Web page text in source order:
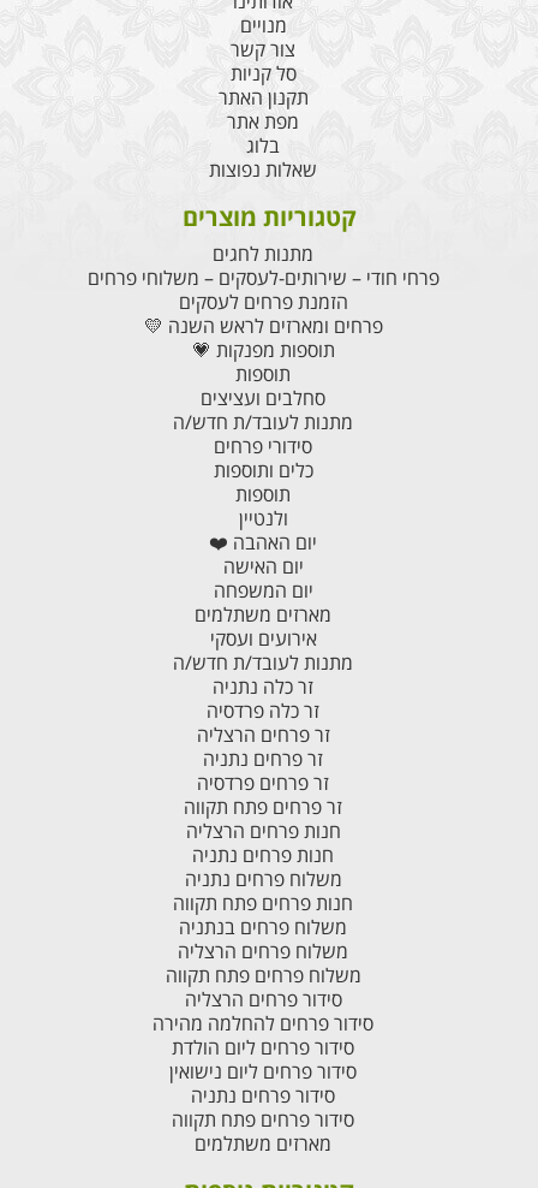
מנויים
צור קשר
סל קניות
תקנון האתר
מפת אתר
בלוג
שאלות נפוצות
קטגוריות מוצרים
מתנות לחגים
פרחי חודי – שירותים-לעסקים – משלוחי פרחים
הזמנת פרחים לעסקים
פרחים ומארזים לראש השנה 💛
תוספות מפנקות 💗
תוספות
סחלבים ועציצים
מתנות לעובד/ת חדש/ה
סידורי פרחים
כלים ותוספות
תוספות
ולנטיין
יום האהבה ❤️
יום האישה
יום המשפחה
מארזים משתלמים
אירועים ועסקי
מתנות לעובד/ת חדש/ה
זר כלה נתניה
זר כלה פרדסיה
זר פרחים הרצליה
זר פרחים נתניה
זר פרחים פרדסיה
זר פרחים פתח תקווה
חנות פרחים הרצליה
חנות פרחים נתניה
משלוח פרחים נתניה
חנות פרחים פתח תקווה
משלוח פרחים בנתניה
משלוח פרחים הרצליה
משלוח פרחים פתח תקווה
סידור פרחים הרצליה
סידור פרחים להחלמה מהירה
סידור פרחים ליום הולדת
סידור פרחים ליום נישואין
סידור פרחים נתניה
סידור פרחים פתח תקווה
מארזים משתלמים